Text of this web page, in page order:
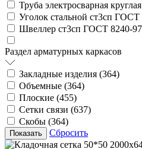
Труба электросварная
Уголок стальной ст3сп ГОСТ
Швеллер ст3сп ГОСТ 8240-
Раздел арматурных каркасов
Закладные изделия (364)
Объемные (364)
Плоские (455)
Сетки связи (637)
Скобы (364)
Сбросить